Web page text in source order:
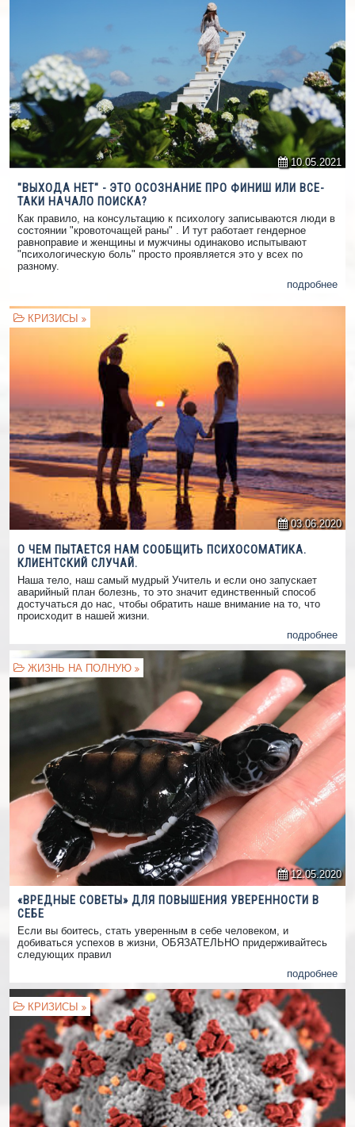
10.05.2021
"ВЫХОДА НЕТ" - ЭТО ОСОЗНАНИЕ ПРО ФИНИШ ИЛИ ВСЕ-
ТАКИ НАЧАЛО ПОИСКА?
Как правило, на консультацию к психологу записываются люди в
состоянии "кровоточащей раны" . И тут работает гендерное
равноправие и женщины и мужчины одинаково испытывают
"психологическую боль" просто проявляется это у всех по
разному.
подробнее
КРИЗИСЫ
03.06.2020
О ЧЕМ ПЫТАЕТСЯ НАМ СООБЩИТЬ ПСИХОСОМАТИКА.
КЛИЕНТСКИЙ СЛУЧАЙ.
Наша тело, наш самый мудрый Учитель и если оно запускает
аварийный план болезнь, то это значит единственный способ
достучаться до нас, чтобы обратить наше внимание на то, что
происходит в нашей жизни.
подробнее
ЖИЗНЬ НА ПОЛНУЮ
12.05.2020
«ВРЕДНЫЕ СОВЕТЫ» ДЛЯ ПОВЫШЕНИЯ УВЕРЕННОСТИ В
СЕБЕ
Если вы боитесь, стать уверенным в себе человеком, и
добиваться успехов в жизни, ОБЯЗАТЕЛЬНО придерживайтесь
следующих правил
подробнее
КРИЗИСЫ